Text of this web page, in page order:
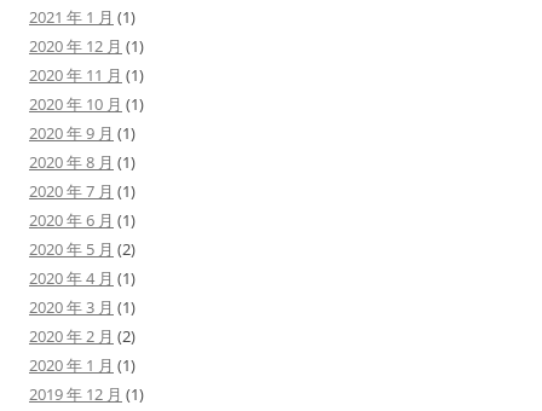
2021 年 1 月 (1)
2020 年 12 月 (1)
2020 年 11 月 (1)
2020 年 10 月 (1)
2020 年 9 月 (1)
2020 年 8 月 (1)
2020 年 7 月 (1)
2020 年 6 月 (1)
2020 年 5 月 (2)
2020 年 4 月 (1)
2020 年 3 月 (1)
2020 年 2 月 (2)
2020 年 1 月 (1)
2019 年 12 月 (1)